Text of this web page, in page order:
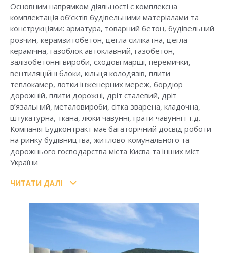
Основним напрямком діяльності є комплексна
комплектація об’єктів будівельними матеріалами та
конструкціями: арматура, товарний бетон, будівельний
розчин, керамзитобетон, цегла силікатна, цегла
керамічна, газоблок автоклавний, газобетон,
залізобетонні вироби, сходові марші, перемички,
вентиляційні блоки, кільця колодязів, плити
теплокамер, лотки інженерних мереж, бордюр
дорожній, плити дорожні, дріт сталевий, дріт
в’язальний, металовироби, сітка зварена, кладочна,
штукатурна, ткана, люки чавунні, грати чавунні і т.д.
Компанія Будконтракт має багаторічний досвід роботи
на ринку будівництва, житлово-комунального та
дорожнього господарства міста Києва та інших міст
України
ЧИТАТИ ДАЛІ